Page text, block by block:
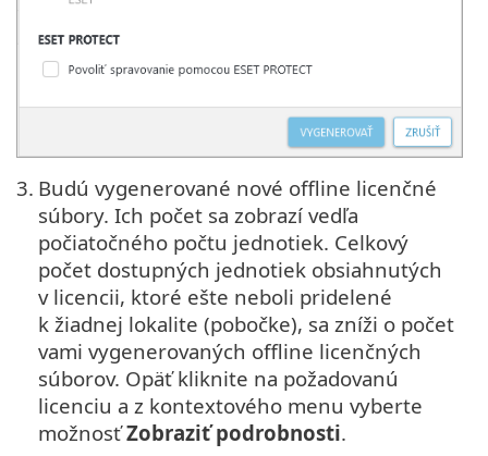
3. Budú vygenerované nové offline licenčné
súbory. Ich počet sa zobrazí vedľa
počiatočného počtu jednotiek. Celkový
počet dostupných jednotiek obsiahnutých
v licencii, ktoré ešte neboli pridelené
k žiadnej lokalite (pobočke), sa zníži o počet
vami vygenerovaných offline licenčných
súborov. Opäť kliknite na požadovanú
licenciu a z kontextového menu vyberte
možnosťZobraziť podrobnosti.